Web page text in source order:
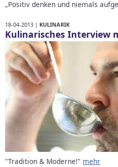
„Positiv denken und niemals
18-04-2013 | KULINARIK
Kulinarisches Interview
"Tradition & Moderne!" mehr